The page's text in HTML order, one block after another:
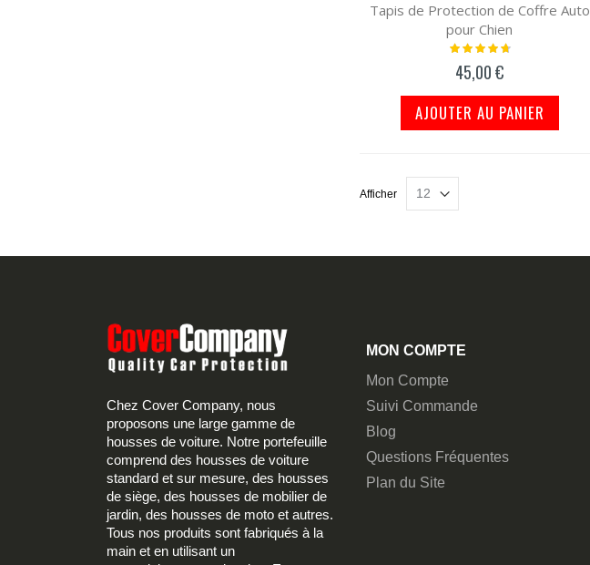
Tapis de Protection de Coffre Auto
pour Chien
Notation:
45,00 €
AJOUTER AU PANIER
Afficher
Chez Cover Company, nous
proposons une large gamme de
housses de voiture. Notre portefeuille
comprend des housses de voiture
standard et sur mesure, des housses
de siège, des housses de mobilier de
jardin, des housses de moto et autres.
Tous nos produits sont fabriqués à la
main et en utilisant un
MON COMPTE
Mon Compte
Suivi Commande
Blog
Questions Fréquentes
Plan du Site